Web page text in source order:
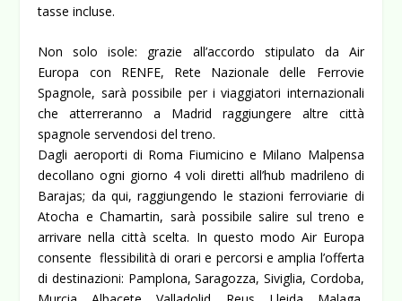
tasse incluse.
Non solo isole: grazie all’accordo stipulato da Air
Europa con RENFE, Rete Nazionale delle Ferrovie
Spagnole, sarà possibile per i viaggiatori internazionali
che atterreranno a Madrid raggiungere altre città
spagnole servendosi del treno.
Dagli aeroporti di Roma Fiumicino e Milano Malpensa
decollano ogni giorno 4 voli diretti all’hub madrileno di
Barajas; da qui, raggiungendo le stazioni ferroviarie di
Atocha e Chamartin, sarà possibile salire sul treno e
arrivare nella città scelta. In questo modo Air Europa
consente flessibilità di orari e percorsi e amplia l’offerta
di destinazioni: Pamplona, Saragozza, Siviglia, Cordoba,